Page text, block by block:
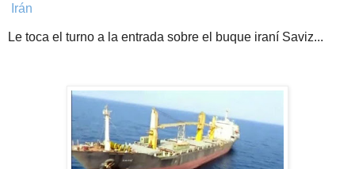
Irán
Le toca el turno a la entrada sobre el buque iraní Saviz...